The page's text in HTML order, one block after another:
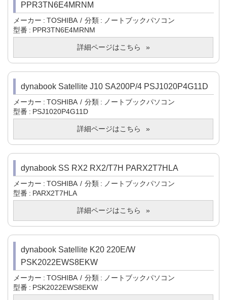
PPR3TN6E4MRNM
メーカー TOSHIBA 分類
ノートブックパソコン
型番
PPR3TN6E4MRNM
詳細ページはこちら
dynabook Satellite J10 SA200P/4 PSJ1020P4G11D
メーカー TOSHIBA 分類
ノートブックパソコン
型番
PSJ1020P4G11D
詳細ページはこちら
dynabook SS RX2 RX2/T7H PARX2T7HLA
メーカー TOSHIBA 分類
ノートブックパソコン
型番
PARX2T7HLA
詳細ページはこちら
dynabook Satellite K20 220E/W
PSK2022EWS8EKW
メーカー TOSHIBA 分類
ノートブックパソコン
型番
PSK2022EWS8EKW